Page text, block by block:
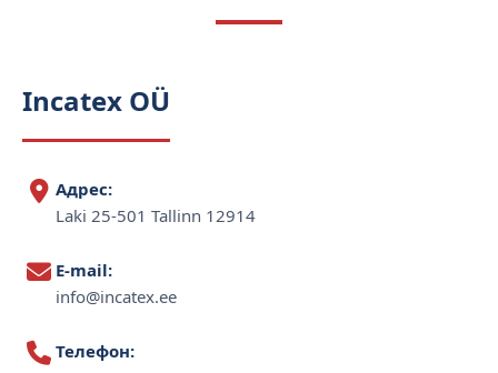
Incatex OÜ
Адрес:
Laki 25-501 Tallinn 12914
E-mail:
info@incatex.ee
Телефон: